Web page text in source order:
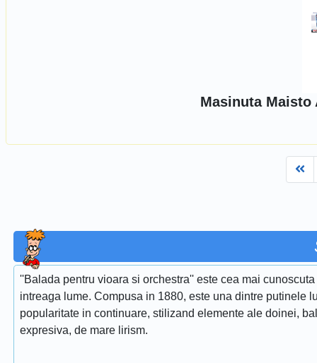
Masinuta Maisto
''Balada pentru vioara si orchestra'' este cea mai
intreaga lume. Compusa in 1880, este una dintre putinele
popularitate in continuare, stilizand elemente ale doinei,
expresiva, de mare lirism.